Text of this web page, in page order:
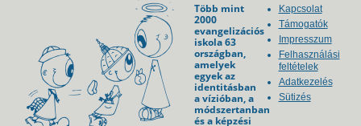
Több mint
2000
evangelizációs
iskola 63
országban,
amelyek
egyek az
identitásban
a vízióban, a
módszertanban
és a képzési
Kapcsolat
Támogatók
Impresszum
Felhasználási
feltételek
Adatkezelés
Sütizés